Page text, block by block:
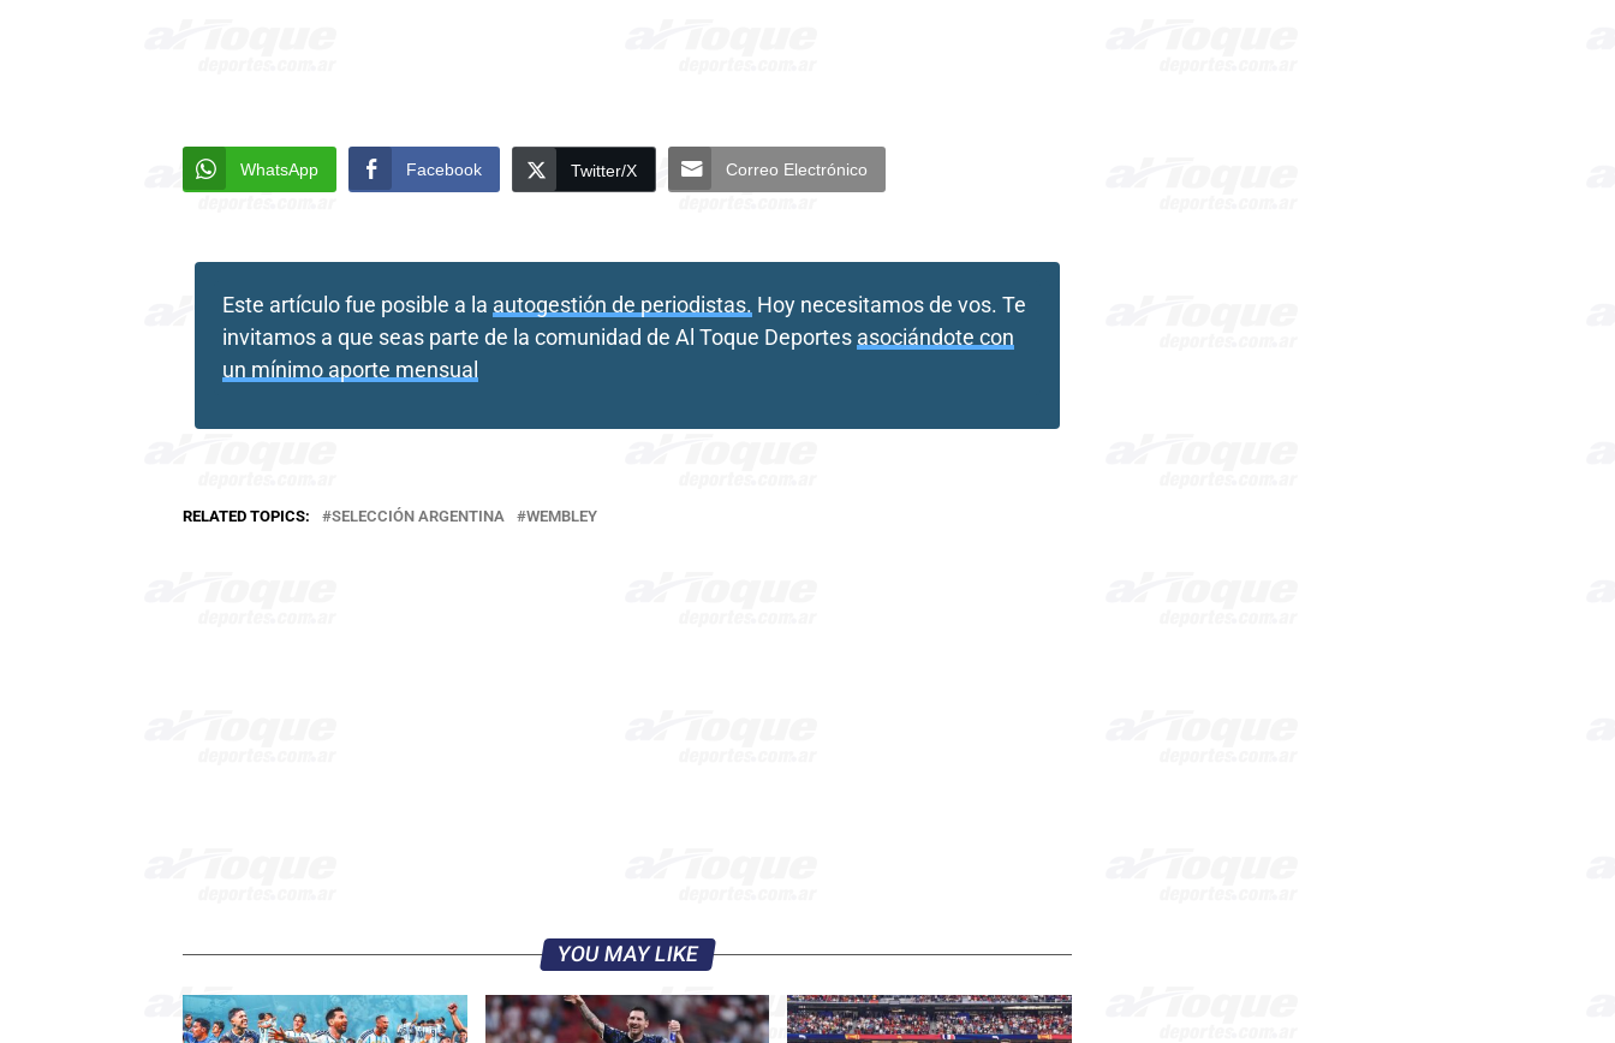
WhatsApp Facebook Twitter/X Correo Electrónico
Este artículo fue posible a la autogestión de periodistas. Hoy necesitamos de vos. Te
invitamos a que seas parte de la comunidad de Al Toque Deportes asociándote con
un mínimo aporte mensual
RELATED TOPICS: SELECCIÓN ARGENTINA WEMBLEY
YOU MAY LIKE